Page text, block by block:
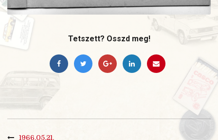
Tetszett? Osszd meg!
1966.05.21.